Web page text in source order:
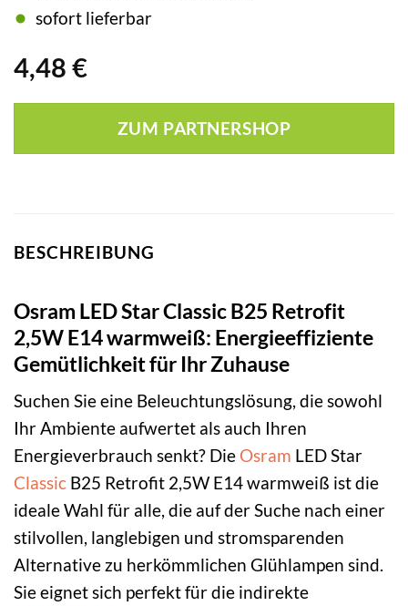
4,48 €
sofort lieferbar
ZUM PARTNERSHOP
BESCHREIBUNG
Osram LED Star Classic B25 Retrofit
2,5W E14 warmweiß: Energieeffiziente
Gemütlichkeit für Ihr Zuhause
Suchen Sie eine Beleuchtungslösung, die sowohl
Ihr Ambiente aufwertet als auch Ihren
Energieverbrauch senkt? Die Osram LED Star
Classic B25 Retrofit 2,5W E14 warmweiß ist die
ideale Wahl für alle, die auf der Suche nach einer
stilvollen, langlebigen und stromsparenden
Alternative zu herkömmlichen Glühlampen sind.
Sie eignet sich perfekt für die indirekte